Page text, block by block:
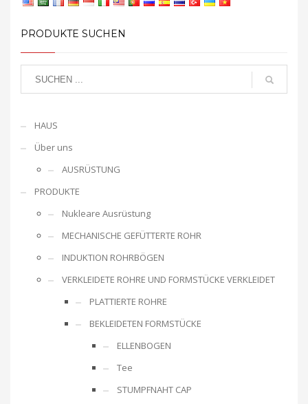
PRODUKTE SUCHEN
HAUS
Über uns
AUSRÜSTUNG
PRODUKTE
Nukleare Ausrüstung
MECHANISCHE GEFÜTTERTE ROHR
INDUKTION ROHRBÖGEN
VERKLEIDETE ROHRE UND FORMSTÜCKE VERKLEIDET
PLATTIERTE ROHRE
BEKLEIDETEN FORMSTÜCKE
ELLENBOGEN
Tee
STUMPFNAHT CAP